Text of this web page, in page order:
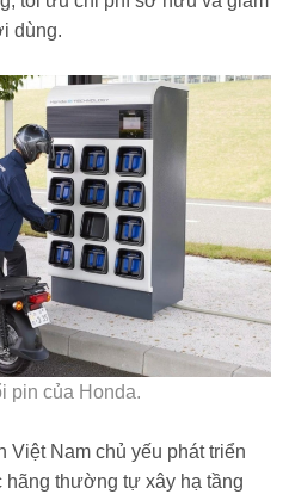
dùng.
pin của Honda.
Việt Nam chủ yếu phát triển
hãng thường tự xây hạ tầng